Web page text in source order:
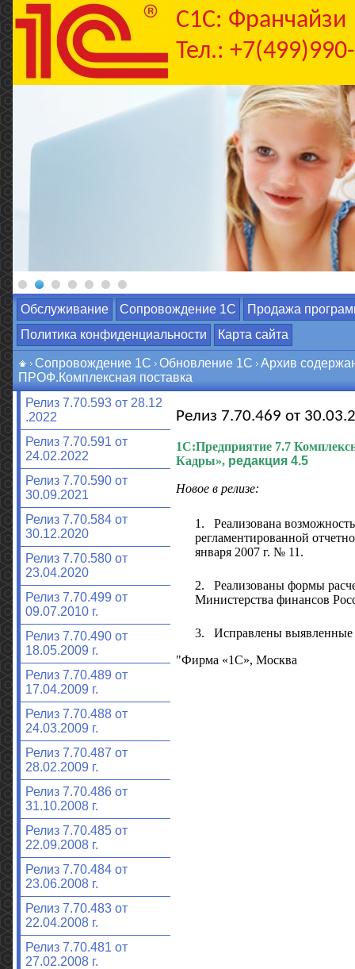
C1С: Франчайзи
Тел.:
Обслуживание Сопровождение 1С
Продажа
Политика конфиденциальности
Карта сайта
Сопровождение 1С Обновление 1С
Архив
ПРОФ.Комплексная поставка
Релиз 7.70.593 от 28.12
.2022
Релиз 7.70.591 от
24.02.2022
Релиз 7.70.590 от
30.09.2021
Релиз 7.70.584 от
30.12.2020
Релиз 7.70.580 от
23.04.2020
Релиз 7.70.499 от
09.07.2010 г.
Релиз 7.70.490 от
18.05.2009 г.
Релиз 7.70.489 от
17.04.2009 г.
Релиз 7.70.488 от
24.03.2009 г.
Релиз 7.70.487 от
28.02.2009 г.
Релиз 7.70.486 от
31.10.2008 г.
Релиз 7.70.485 от
22.09.2008 г.
Релиз 7.70.484 от
23.06.2008 г.
Релиз 7.70.483 от
22.04.2008 г.
Релиз 7.70.481 от
27.02.2008 г.
Релиз 7.70.469 от
1С:Предприятие 7.7
Кадры», редакция 4.5
Новое в релизе:
1.
Реализована
регламентированной
января 2007 г. № 11.
2.
Реализованы формы
Министерства финансов
3.
Исправлены
"Фирма «1С», Москва